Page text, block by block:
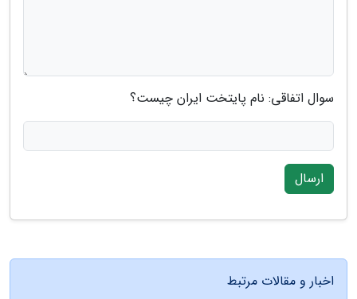
سوال اتفاقی: نام پایتخت ایران چیست؟
ارسال
اخبار و مقالات مرتبط